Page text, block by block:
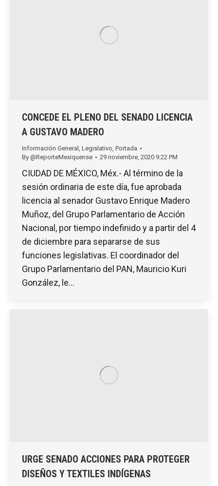
CONCEDE EL PLENO DEL SENADO LICENCIA
A GUSTAVO MADERO
Información General Legislativo Portada
By @ReporteMexiquense 29 noviembre, 2020 9:22 PM
CIUDAD DE MÉXICO, Méx.- Al término de la
sesión ordinaria de este día, fue aprobada
licencia al senador Gustavo Enrique Madero
Muñoz, del Grupo Parlamentario de Acción
Nacional, por tiempo indefinido y a partir del 4
de diciembre para separarse de sus
funciones legislativas. El coordinador del
Grupo Parlamentario del PAN, Mauricio Kuri
González, le…
URGE SENADO ACCIONES PARA PROTEGER
DISEÑOS Y TEXTILES INDÍGENAS